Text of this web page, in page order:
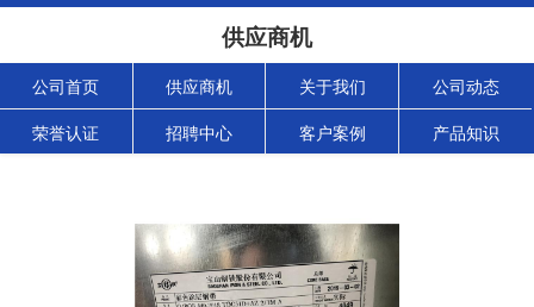
供应商机
公司首页 供应商机 关于我们 公司动态
荣誉认证 招聘中心 客户案例 产品知识